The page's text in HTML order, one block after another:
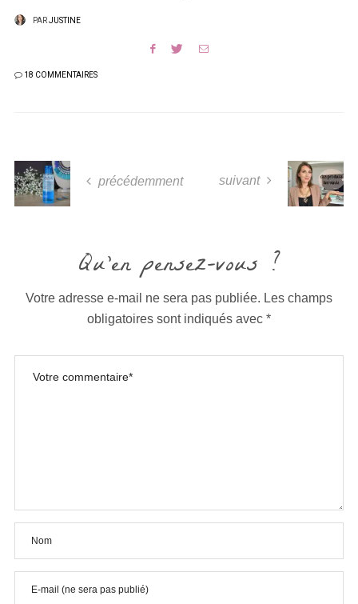
PARJUSTINE
18 COMMENTAIRES
précédemment suivant
Qu'en pensez-vous ?
Votre adresse e-mail ne sera pas publiée. Les champs
obligatoires sont indiqués avec *